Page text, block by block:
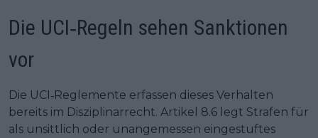
Die UCI‑Regeln sehen Sanktionen
vor
Die UCI‑Reglemente erfassen dieses Verhalten
bereits im Disziplinarrecht. Artikel 8.6 legt Strafen für
als unsittlich oder unangemessen eingestuftes